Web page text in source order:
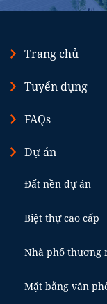
Trang chủ
Tuyển dụng
FAQs
Dự án
Đất nền dự án
Biệt thự cao cấp
Nhà phố thương
Mặt bằng văn